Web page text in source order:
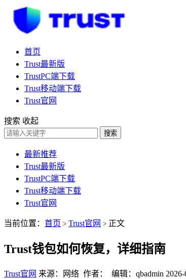
首页
Trust最新版
TrustPC端下载
Trust移动端下载
Trust官网
搜索 收起
搜索
最新推荐
Trust最新版
TrustPC端下载
Trust移动端下载
Trust官网
当前位置： 首页 > Trust官网 > 正文
Trust钱包如何恢复，详细指南
Trust官网 来源：网络 作者： 编辑：qbadmin